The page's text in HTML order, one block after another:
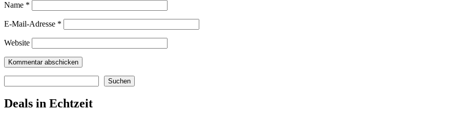
Name *
E-Mail-Adresse *
Website
Suchen
Deals in Echtzeit